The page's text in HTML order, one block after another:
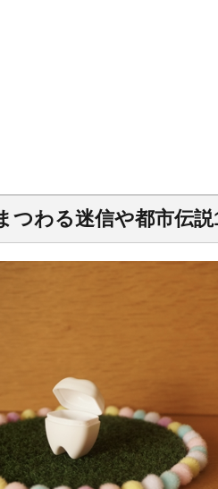
つわる迷信や都市伝